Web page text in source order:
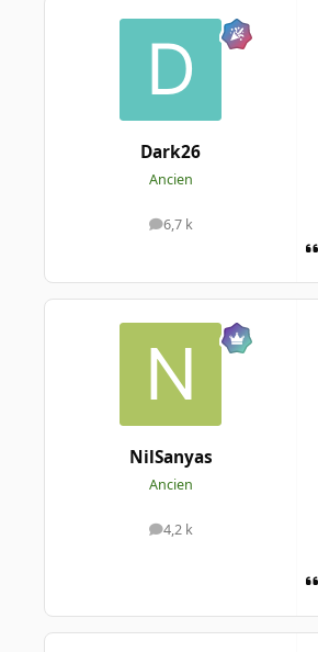
Dark26
Ancien
6,7 k
messages
NilSanyas
Ancien
4,2 k
messages